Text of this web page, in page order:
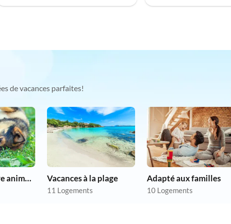
de vacances parfaites!
Emmener votre animal en vacances Vacances à la plage
11 Logements
Adapté aux familles
10 Logements